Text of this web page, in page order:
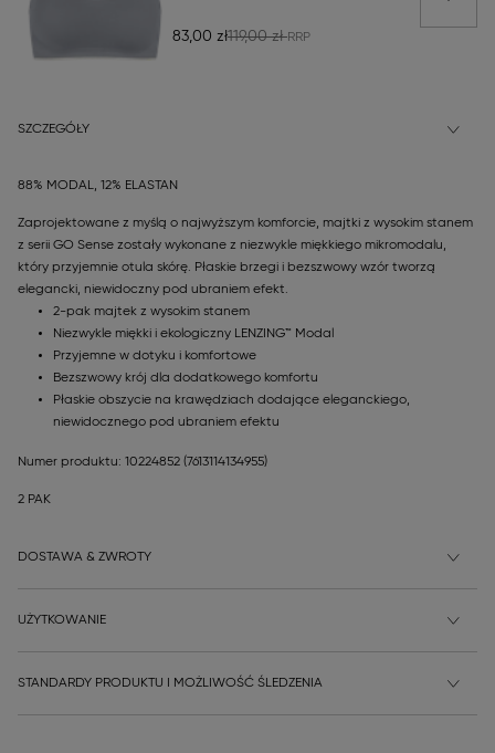
83,00 zł119,00 zł
SZCZEGÓŁY
88% MODAL, 12% ELASTAN
Zaprojektowane z myślą o najwyższym komforcie, majtki z wysokim stanem
z serii GO Sense zostały wykonane z niezwykle miękkiego mikromodalu,
który przyjemnie otula skórę. Płaskie brzegi i bezszwowy wzór tworzą
elegancki, niewidoczny pod ubraniem efekt.
2-pak majtek z wysokim stanem
Niezwykle miękki i ekologiczny LENZING™ Modal
Przyjemne w dotyku i komfortowe
Bezszwowy krój dla dodatkowego komfortu
Płaskie obszycie na krawędziach dodające eleganckiego,
niewidocznego pod ubraniem efektu
Numer produktu: 10224852 (7613114134955)
2 PAK
DOSTAWA & ZWROTY
UŻYTKOWANIE
STANDARDY PRODUKTU I MOŻLIWOŚĆ ŚLEDZENIA